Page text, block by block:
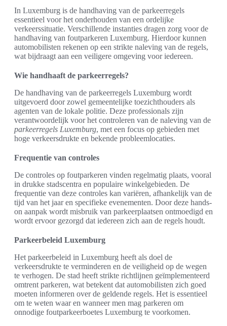
In Luxemburg is de handhaving van de parkeerregels
essentieel voor het onderhouden van een ordelijke
verkeerssituatie. Verschillende instanties dragen zorg voor de
handhaving van foutparkeren Luxemburg. Hierdoor kunnen
automobilisten rekenen op een strikte naleving van de regels,
wat bijdraagt aan een veiligere omgeving voor iedereen.
Wie handhaaft de parkeerregels?
De handhaving van de parkeerregels Luxemburg wordt
uitgevoerd door zowel gemeentelijke toezichthouders als
agenten van de lokale politie. Deze professionals zijn
verantwoordelijk voor het controleren van de naleving van de
parkeerregels Luxemburg, met een focus op gebieden met
hoge verkeersdrukte en bekende probleemlocaties.
Frequentie van controles
De controles op foutparkeren vinden regelmatig plaats, vooral
in drukke stadscentra en populaire winkelgebieden. De
frequentie van deze controles kan variëren, afhankelijk van de
tijd van het jaar en specifieke evenementen. Door deze hands-
on aanpak wordt misbruik van parkeerplaatsen ontmoedigd en
wordt ervoor gezorgd dat iedereen zich aan de regels houdt.
Parkeerbeleid Luxemburg
Het parkeerbeleid in Luxemburg heeft als doel de
verkeersdrukte te verminderen en de veiligheid op de wegen
te verhogen. De stad heeft strikte richtlijnen geïmplementeerd
omtrent parkeren, wat betekent dat automobilisten zich goed
moeten informeren over de geldende regels. Het is essentieel
om te weten waar en wanneer men mag parkeren om
onnodige foutparkeerboetes Luxemburg te voorkomen.